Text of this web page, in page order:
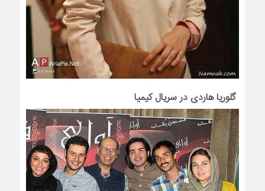
گلوریا هاردی در سریال کیمیا